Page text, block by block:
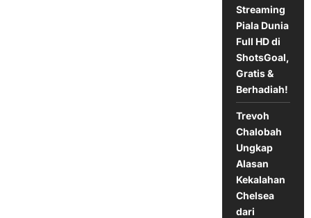
Streaming
Piala Dunia
Full HD di
ShotsGoal,
Gratis &
Berhadiah!
Trevoh
Chalobah
Ungkap
Alasan
Kekalahan
Chelsea
dari